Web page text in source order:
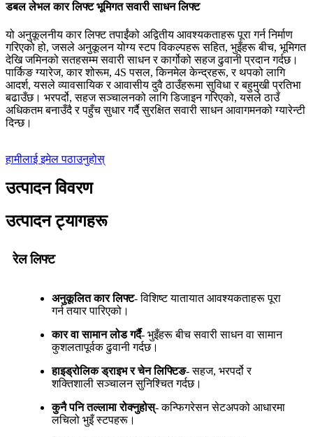
डबल लेभल कार लिफ्ट भूमिगत सवारी साधन लिफ्ट
यो अनुकूलनीय कार लिफ्ट तपाईंको अद्वितीय आवश्यकताहरू पूरा गर्न निर्माण
गरिएको हो, जसले अनुकूलन योग्य स्टप विकल्पहरू सहित, भुइँहरू बीच, भूमिगत
देखि जमिनको सतहसम्म सवारी साधन र कार्गोको सहज ढुवानी प्रदान गर्दछ।
पार्किङ ग्यारेज, कार शोरूम, 4S पसल, किनमेल केन्द्रहरू, र थपको लागि
आदर्श, यसले व्यावसायिक र आवासीय दुवै ठाउँहरूमा सुविधा र बहुमुखी प्रतिभा
बढाउँछ। भरपर्दो, सहज सञ्चालनको लागि डिजाइन गरिएको, यसले ठाउँ
अधिकतम बनाउँदै र पहुँच सुधार गर्दै सुरक्षित सवारी साधन आवागमनको ग्यारेन्टी
दिन्छ।
हामीलाई इमेल पठाउनुहोस्
उत्पादन विवरण
उत्पादन ट्यागहरू
रेल लिफ्ट
अनुकूलित कार लिफ्ट- विशिष्ट यातायात आवश्यकताहरू पूरा
गर्न तयार पारिएको।
कार वा सामान लोड गर्दै- भुइँहरू बीच सवारी साधन वा सामान
कुशलतापूर्वक ढुवानी गर्दछ।
हाइड्रोलिक ड्राइभ र चेन लिफ्टिङ- सहज, भरपर्दो र
शक्तिशाली सञ्चालन सुनिश्चित गर्दछ।
कुनै पनि तल्लामा रोक्नुहोस्- कन्फिगरेसन सेटअपको आधारमा
लचिलो भुइँ स्टपहरू।